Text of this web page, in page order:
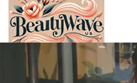
Principal